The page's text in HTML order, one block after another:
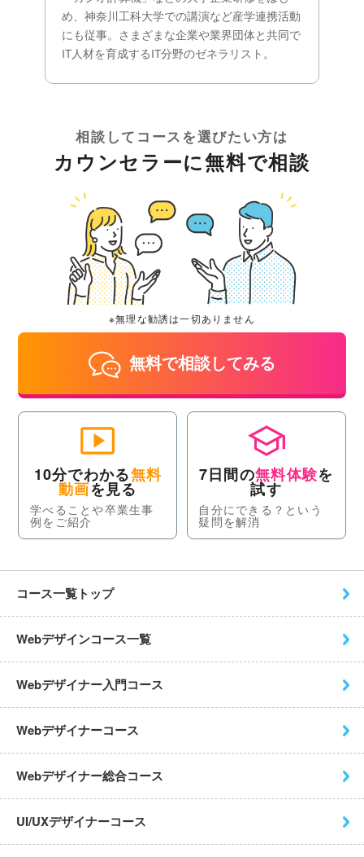
め、神奈川工科大学での講演など産学連携活動
にも従事。さまざまな企業や業界団体と共同で
IT人材を育成するIT分野のゼネラリスト。
相談してコースを選びたい方は
カウンセラーに無料で相談
※無理な勧誘は一切ありません
無料で相談してみる
10分でわかる無料
動画を見る
学べることや卒業生事
例をご紹介
7日間の無料体験を
試す
自分にできる？という
疑問を解消
コース一覧トップ
Webデザインコース一覧
Webデザイナー入門コース
Webデザイナーコース
Webデザイナー総合コース
UI/UXデザイナーコース